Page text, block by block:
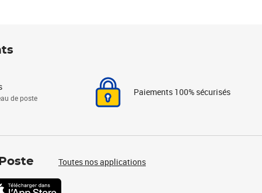
de poste
Paiements 100% sécurisés
Toutes nos applications